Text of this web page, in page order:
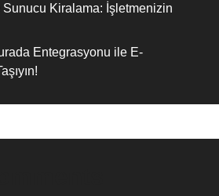
Kiralama: İşletmenizin
Entegrasyonu ile E-